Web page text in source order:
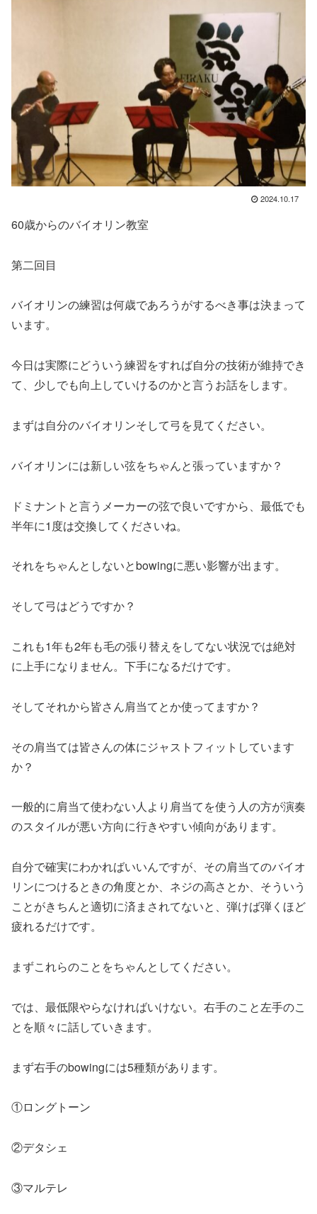
2024.10.17
60歳からのバイオリン教室
第二回目
バイオリンの練習は何歳であろうがするべき事は決まって
います。
今日は実際にどういう練習をすれば自分の技術が維持でき
て、少しでも向上していけるのかと言うお話をします。
まずは自分のバイオリンそして弓を見てください。
バイオリンには新しい弦をちゃんと張っていますか？
ドミナントと言うメーカーの弦で良いですから、最低でも
半年に1度は交換してくださいね。
それをちゃんとしないとbowingに悪い影響が出ます。
そして弓はどうですか？
これも1年も2年も毛の張り替えをしてない状況では絶対
に上手になりません。下手になるだけです。
そしてそれから皆さん肩当てとか使ってますか？
その肩当ては皆さんの体にジャストフィットしています
か？
一般的に肩当て使わない人より肩当てを使う人の方が演奏
のスタイルが悪い方向に行きやすい傾向があります。
自分で確実にわかればいいんですが、その肩当てのバイオ
リンにつけるときの角度とか、ネジの高さとか、そういう
ことがきちんと適切に済まされてないと、弾けば弾くほど
疲れるだけです。
まずこれらのことをちゃんとしてください。
では、最低限やらなければいけない。右手のこと左手のこ
とを順々に話していきます。
まず右手のbowingには5種類があります。
①ロングトーン
②デタシェ
③マルテレ